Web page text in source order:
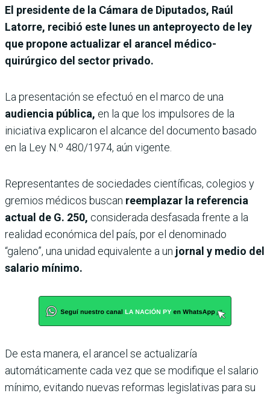
El presidente de la Cámara de Diputados, Raúl
Latorre, recibió este lunes un anteproyecto de ley
que propone actualizar el arancel médico-
quirúrgico del sector privado.
La presentación se efectuó en el marco de una
audiencia pública, en la que los impulsores de la
iniciativa explicaron el alcance del documento basado
en la Ley N.º 480/1974, aún vigente.
Representantes de sociedades científicas, colegios y
gremios médicos buscan reemplazar la referencia
actual de G. 250, considerada desfasada frente a la
realidad económica del país, por el denominado
“galeno”, una unidad equivalente a un jornal y medio del
salario mínimo.
De esta manera, el arancel se actualizaría
automáticamente cada vez que se modifique el salario
mínimo, evitando nuevas reformas legislativas para su